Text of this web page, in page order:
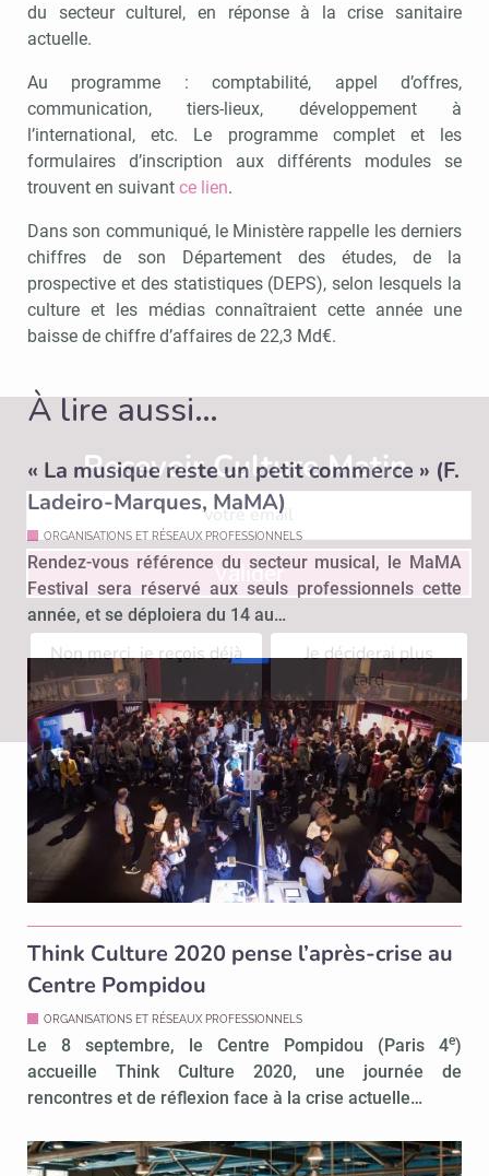
du secteur culturel, en réponse à la crise sanitaire
actuelle.
Au programme : comptabilité, appel d’offres,
communication, tiers-lieux, développement à
l’international, etc. Le programme complet et les
formulaires d’inscription aux différents modules se
trouvent en suivant ce lien.
Dans son communiqué, le Ministère rappelle les derniers
chiffres de son Département des études, de la
prospective et des statistiques (DEPS), selon lesquels la
culture et les médias connaîtraient cette année une
baisse de chiffre d’affaires de 22,3 Md€.
À lire aussi…
« La musique reste un petit commerce » (F.
Ladeiro-Marques, MaMA)
ORGANISATIONS ET RÉSEAUX PROFESSIONNELS
Rendez-vous référence du secteur musical, le MaMA
Festival sera réservé aux seuls professionnels cette
année, et se déploiera du 14 au…
Think Culture 2020 pense l’après-crise au
Centre Pompidou
ORGANISATIONS ET RÉSEAUX PROFESSIONNELS
Le 8 septembre, le Centre Pompidou (Paris 4e)
accueille Think Culture 2020, une journée de
rencontres et de réflexion face à la crise actuelle…
Recevoir Culture Matin
Valider
Non merci, je reçois déjà
!
Je déciderai plus
tard